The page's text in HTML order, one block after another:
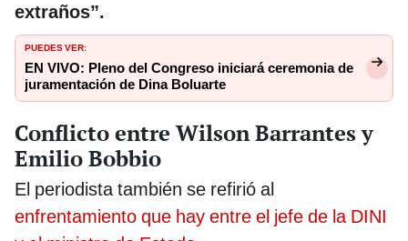
extraños”.
PUEDES VER:
EN VIVO: Pleno del Congreso iniciará ceremonia de
juramentación de Dina Boluarte
Conflicto entre Wilson Barrantes y
Emilio Bobbio
El periodista también se refirió al
enfrentamiento que hay entre el jefe de la DINI